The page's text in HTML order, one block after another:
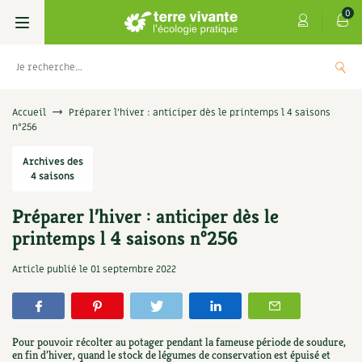
0
Livres
Techniques de jardinage
Verger, arbres
Petit élevage
Aménagement jardin
Se réabonner
Offrir un abonnement
Les numéros
4 saisons
Graines, semences
Potagères
Aromatiques
Florales
Cartes cadeau
Centre Terre vivante
Découvrir le Centre
Visiter en famille, entre amis
Infos & conseils
Jardin bio
Parole libre
Accueil
Préparer l’hiver : anticiper dès le printemps l 4 saisons
n°256
Archives des
4 saisons
Préparer l’hiver : anticiper dès le
printemps l 4 saisons n°256
Article publié le 01 septembre 2022
Pour pouvoir récolter au potager pendant la fameuse période de soudure,
en fin d’hiver, quand le stock de légumes de conservation est épuisé et
Les antisèches de Terre vivante : Les
9,90€